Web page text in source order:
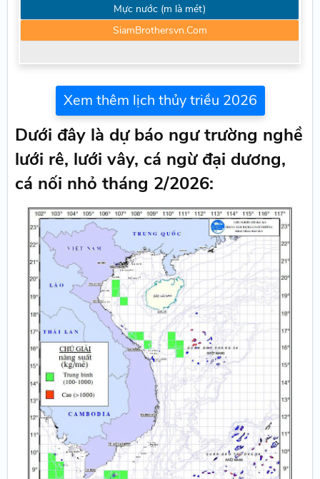
Mực nước (m là mét)
SiamBrothersvn.Com
Xem thêm lịch thủy triều 2026
Dưới đây là dự báo ngư trường nghề
lưới rê, lưới vây, cá ngừ đại dương,
cá nối nhỏ tháng 2/2026: